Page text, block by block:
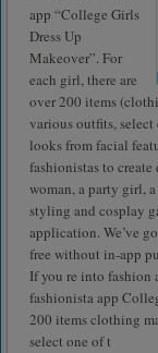
app “College Girls
Dress Up
Makeover”. For
each girl, there are
over 200 items
various outfits,
looks from facial
fashionistas to
woman, a party girl,
styling and cosplay
application. We’ve
free without in-app
If you re into fashion
fashionista app
200 items clothing
select one of t